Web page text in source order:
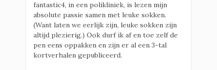
fantastic4, in een polikliniek, is lezen mijn
absolute passie samen met leuke sokken.
(Want laten we eerlijk zijn, leuke sokken zijn
altijd plezierig.) Ook durf ik af en toe zelf de
pen eens oppakken en zijn er al een 3-tal
kortverhalen gepubliceerd.